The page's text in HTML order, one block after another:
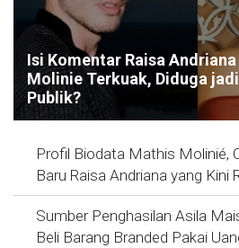
Isi Komentar Raisa
Molinie Terkuak, Diduga
Publik?
Profil Biodata Mathis Molinié,
Baru Raisa Andriana yang Kini
Sumber Penghasilan Asila
Beli Barang Branded Pakai